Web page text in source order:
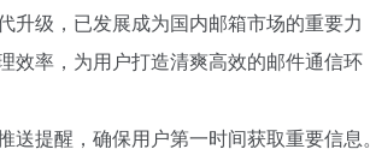
升级，已发展成为国内邮箱市场的重要力
效率，为用户打造清爽高效的邮件通信环
提醒，确保用户第一时间获取重要信息。